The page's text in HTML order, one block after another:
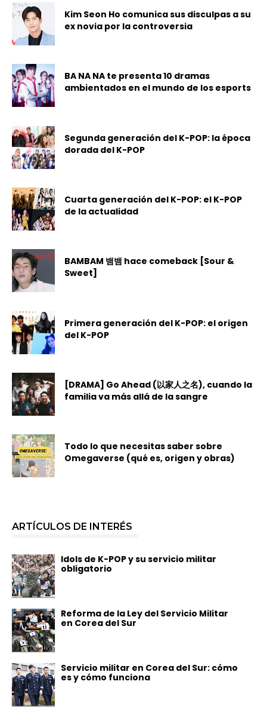
Kim Seon Ho comunica sus disculpas a su
ex novia por la controversia
BA NA NA te presenta 10 dramas
ambientados en el mundo de los esports
Segunda generación del K-POP: la época
dorada del K-POP
Cuarta generación del K-POP: el K-POP
de la actualidad
BAMBAM 뱀뱀 hace comeback [Sour &
Sweet]
Primera generación del K-POP: el origen
del K-POP
[DRAMA] Go Ahead (以家人之名), cuando la
familia va más allá de la sangre
Todo lo que necesitas saber sobre
Omegaverse (qué es, origen y obras)
ARTÍCULOS DE INTERÉS
Idols de K-POP y su servicio militar
obligatorio
Reforma de la Ley del Servicio Militar
en Corea del Sur
Servicio militar en Corea del Sur: cómo
es y cómo funciona